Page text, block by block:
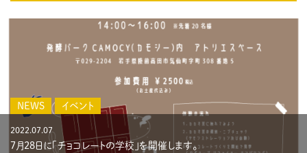
NEWS
SHOP
FLOOR MAP
ACCESS
NEWS イベント お知らせ
みそ汁 リポート レシピ 休館日 年末年始
NEWS イベント
2022.07.07
7月28日に「チョコレートの学校」を開催します。